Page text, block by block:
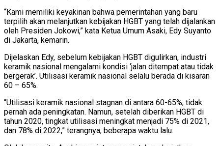
“Kami memiliki keyakinan bahwa pemerintahan yang baru
terpilih akan melanjutkan kebijakan HGBT yang telah dijalankan
oleh Presiden Jokowi,” kata Ketua Umum Asaki, Edy Suyanto
di Jakarta, kemarin.
Dijelaskan Edy, sebelum kebijakan HGBT digulirkan, industri
keramik nasional mengalami kondisi ‘jalan ditempat atau tidak
bergerak’. Utilisasi keramik nasional selalu berada di kisaran
60 – 65%.
“Utilisasi keramik nasional stagnan di antara 60-65%, tidak
pernah ada peningkatan. Namun, setelah diberikan HGBT di
tahun 2020, tingkat utilisasi meningkat menjadi 75% di 2021,
dan 78% di 2022,” terangnya, beberapa waktu lalu.